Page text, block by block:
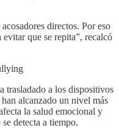
directos. Por eso
que se repita”, recalcó
trasladado a los dispositivos
alcanzado un nivel más
la salud emocional y
detecta a tiempo.